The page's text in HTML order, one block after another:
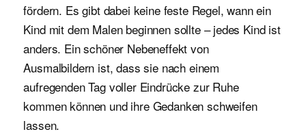
fördern. Es gibt dabei keine feste Regel, wann ein
Kind mit dem Malen beginnen sollte – jedes Kind ist
anders. Ein schöner Nebeneffekt von
Ausmalbildern ist, dass sie nach einem
aufregenden Tag voller Eindrücke zur Ruhe
kommen können und ihre Gedanken schweifen
lassen.